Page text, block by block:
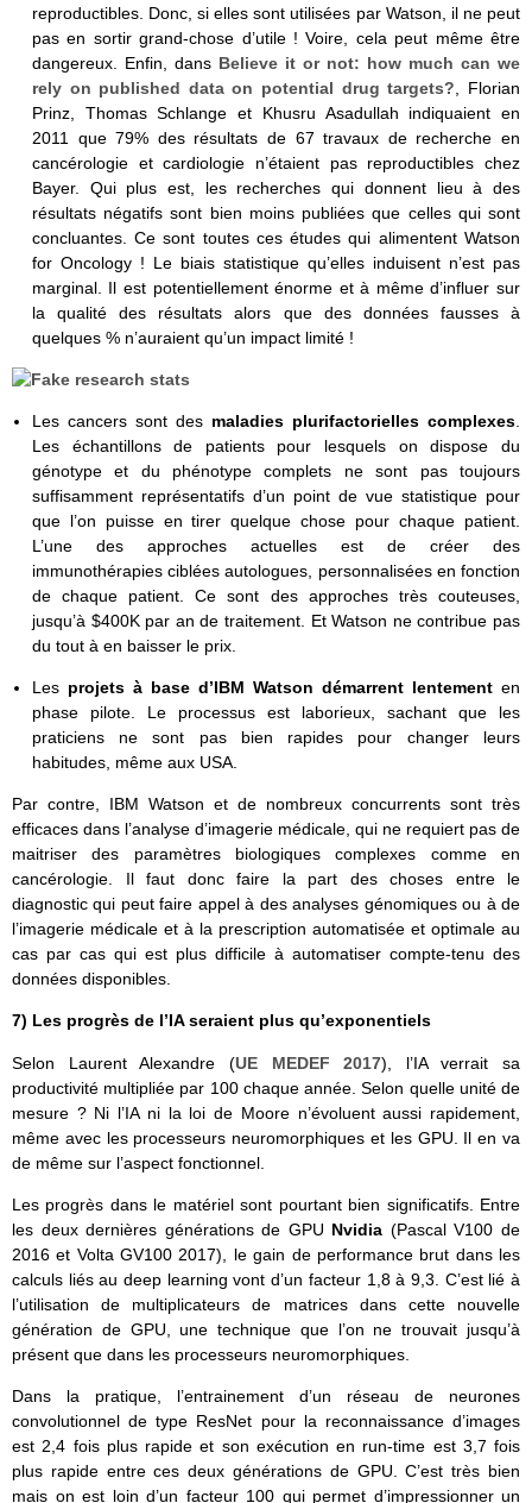
reproductibles. Donc, si elles sont utilisées par Watson, il ne peut
pas en sortir grand-chose d’utile ! Voire, cela peut même être
dangereux. Enfin, dans Believe it or not: how much can we
rely on published data on potential drug targets? , Florian
Prinz, Thomas Schlange et Khusru Asadullah indiquaient en
2011 que 79% des résultats de 67 travaux de recherche en
cancérologie et cardiologie n’étaient pas reproductibles chez
Bayer. Qui plus est, les recherches qui donnent lieu à des
résultats négatifs sont bien moins publiées que celles qui sont
concluantes. Ce sont toutes ces études qui alimentent Watson
for Oncology ! Le biais statistique qu’elles induisent n’est pas
marginal. Il est potentiellement énorme et à même d’influer sur
la qualité des résultats alors que des données fausses à
quelques % n’auraient qu’un impact limité !
Les cancers sont des maladies plurifactorielles complexes.
Les échantillons de patients pour lesquels on dispose du
génotype et du phénotype complets ne sont pas toujours
suffisamment représentatifs d’un point de vue statistique pour
que l’on puisse en tirer quelque chose pour chaque patient.
L’une des approches actuelles est de créer des
immunothérapies ciblées autologues, personnalisées en fonction
de chaque patient. Ce sont des approches très couteuses,
jusqu’à $400K par an de traitement. Et Watson ne contribue pas
du tout à en baisser le prix.
Les projets à base d’IBM Watson démarrent lentementen
phase pilote. Le processus est laborieux, sachant que les
praticiens ne sont pas bien rapides pour changer leurs
habitudes, même aux USA.
Par contre, IBM Watson et de nombreux concurrents sont très
efficaces dans l’analyse d’imagerie médicale, qui ne requiert pas de
maitriser des paramètres biologiques complexes comme en
cancérologie. Il faut donc faire la part des choses entre le
diagnostic qui peut faire appel à des analyses génomiques ou à de
l’imagerie médicale et à la prescription automatisée et optimale au
cas par cas qui est plus difficile à automatiser compte-tenu des
données disponibles.
7) Les progrès de l’IA seraient plus qu’exponentiels
Selon Laurent Alexandre (UE MEDEF 2017), l’IA verrait sa
productivité multipliée par 100 chaque année. Selon quelle unité de
mesure ? Ni l’IA ni la loi de Moore n’évoluent aussi rapidement,
même avec les processeurs neuromorphiques et les GPU. Il en va
de même sur l’aspect fonctionnel.
Les progrès dans le matériel sont pourtant bien significatifs. Entre
les deux dernières générations de GPU Nvidia (Pascal V100 de
2016 et Volta GV100 2017), le gain de performance brut dans les
calculs liés au deep learning vont d’un facteur 1,8 à 9,3. C’est lié à
l’utilisation de multiplicateurs de matrices dans cette nouvelle
génération de GPU, une technique que l’on ne trouvait jusqu’à
présent que dans les processeurs neuromorphiques.
Dans la pratique, l’entrainement d’un réseau de neurones
convolutionnel de type ResNet pour la reconnaissance d’images
est 2,4 fois plus rapide et son exécution en run-time est 3,7 fois
plus rapide entre ces deux générations de GPU. C’est très bien
mais on est loin d’un facteur 100 qui permet d’impressionner un